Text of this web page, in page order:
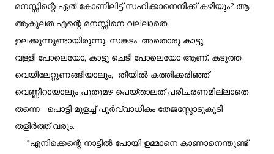
മനസ്സിന്റെ ഏത് കോണിലിട്ട് സഹിക്കാനെനിക്ക് കഴിയും?.ആ,
ആകുലത എന്റെ മനസ്സിനെ വല്ലാതെ
ഉലക്കുന്നുണ്ടായിരുന്നു. സങ്കടം, അതൊരു കാട്ടു
വള്ളി പോലെയോ, കാട്ടു ചെടി പോലെയോ ആണ്. കടുത്ത
വെയിലേറ്റുണങ്ങിയാലും, തീയിൽ കത്തിക്കരിഞ്ഞ്
വെണ്ണീറായാലും പുതുമഴ പെയ്താലത് പരിചരണമില്ലാതെ
തന്നെ പൊട്ടി മുളച്ച് പൂർവ്വാധികം തേജസ്സോടുകൂടി
തളിർത്ത് വരും.
"എനിക്കെന്റെ നാട്ടിൽ പോയി ഉമ്മാനെ കാണാനെന്തുണ്ട്